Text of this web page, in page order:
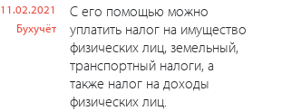
11.02.2021
Бухучёт
С его помощью можно
уплатить налог на имущество
физических лиц, земельный,
транспортный налоги, а
также налог на доходы
физических лиц.